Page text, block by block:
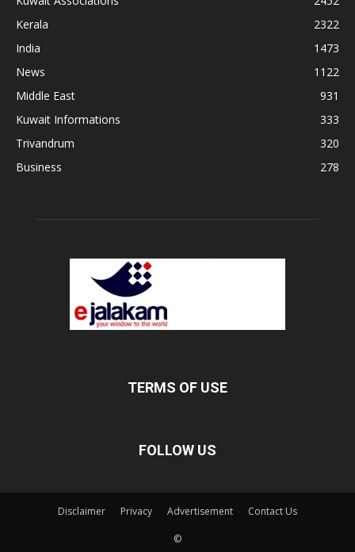
Kerala
2322
India
1473
News
1122
Middle East
931
Kuwait Informations
333
Trivandrum
320
Business
278
TERMS OF USE
FOLLOW US
Disclaimer Privacy Advertisement Contact Us
©